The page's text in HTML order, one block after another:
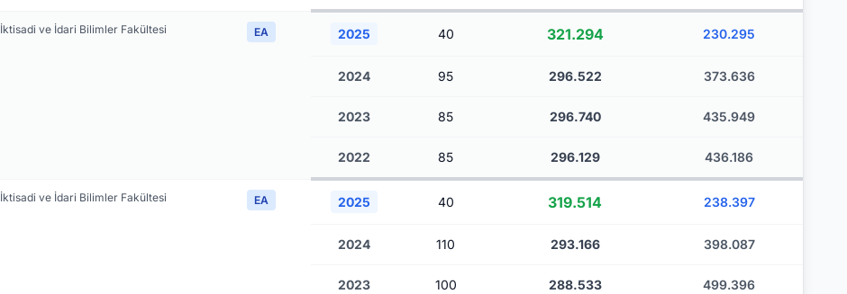
İktisadi ve İdari Bilimler Fakültesi EA 2025 40 321.294 230.295
2024 95 296.522 373.636
2023 85 296.740 435.949
2022 85 296.129 436.186
İktisadi ve İdari Bilimler Fakültesi EA 2025 40 319.514 238.397
2024 110 293.166 398.087
2023 100 288.533 499.396